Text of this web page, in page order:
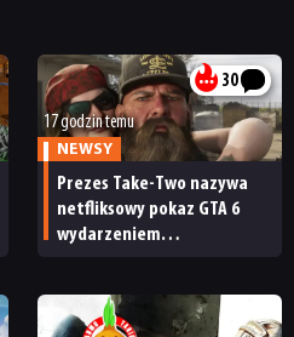
30
17 godzin temu
NEWSY
Prezes Take-Two nazywa
netfliksowy pokaz GTA 6
wydarzeniem
ma subskrybentów